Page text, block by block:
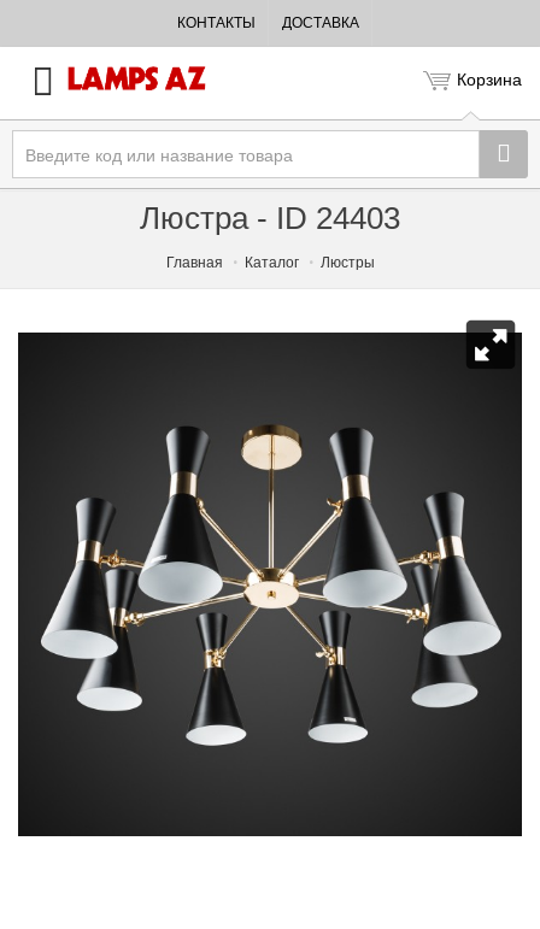
КОНТАКТЫ ДОСТАВКА
Корзина
Люстра - ID 24403
Главная Каталог Люстры